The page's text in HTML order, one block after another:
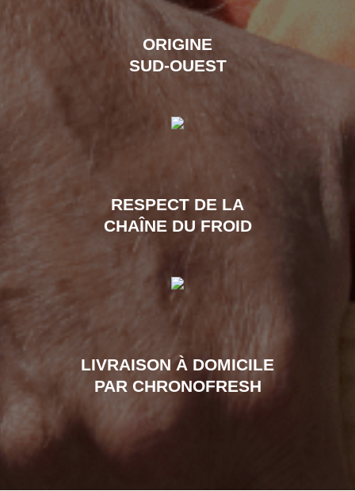
ORIGINE
SUD-OUEST
RESPECT DE LA
CHAÎNE DU FROID
LIVRAISON À DOMICILE
PAR CHRONOFRESH